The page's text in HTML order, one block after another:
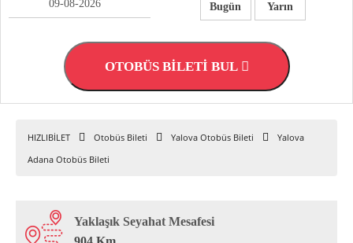
Bugün Yarın
OTOBÜS BİLETİ BUL
HIZLIBİLET Otobüs Bileti Yalova Otobüs Bileti
Yalova
Adana Otobüs Bileti
Yaklaşık Seyahat Mesafesi